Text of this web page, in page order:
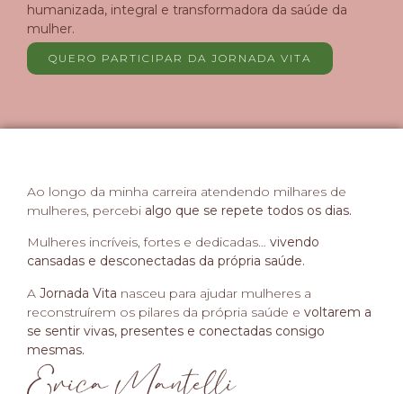
humanizada, integral e transformadora da saúde da
mulher.
QUERO PARTICIPAR DA JORNADA VITA
Ao longo da minha carreira atendendo milhares de
mulheres, percebi algo que se repete todos os dias.
Mulheres incríveis, fortes e dedicadas… vivendo
cansadas e desconectadas da própria saúde.
A Jornada Vita nasceu para ajudar mulheres a
reconstruírem os pilares da própria saúde e voltarem a
se sentir vivas, presentes e conectadas consigo
mesmas.